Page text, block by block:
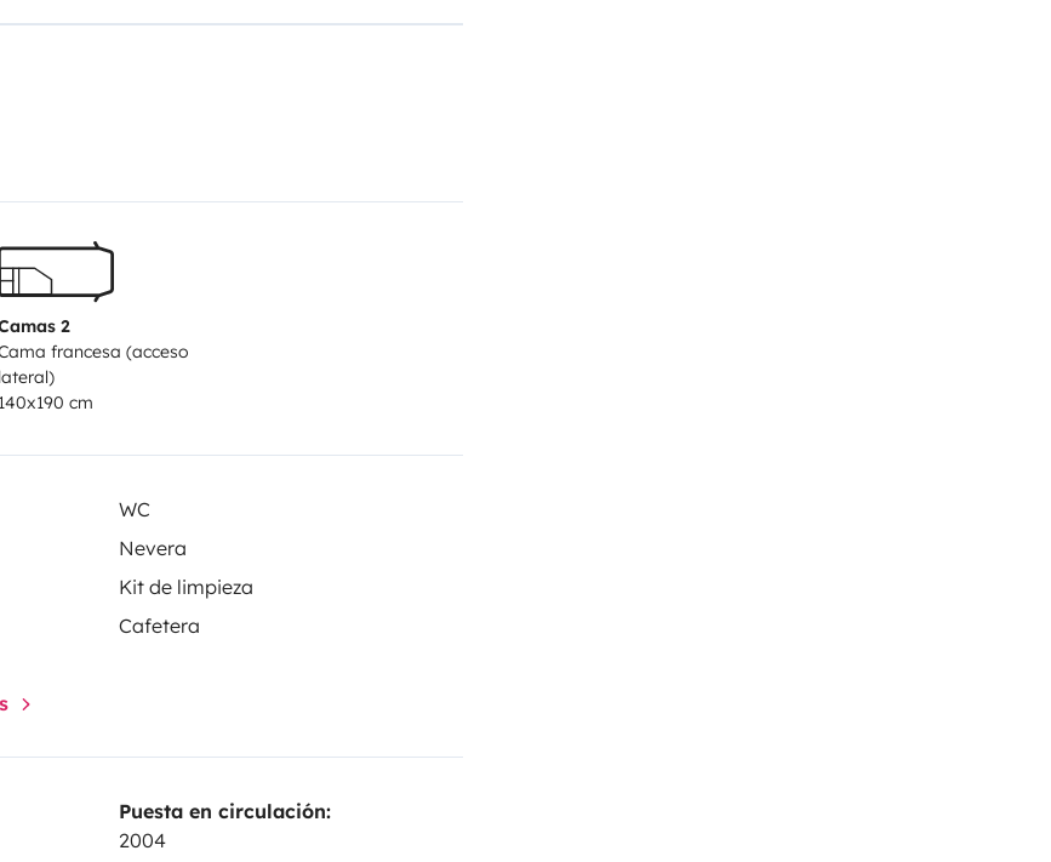
por mais 25€.
2
francesa (acceso
lateral)
140x190 cm
WC
Nevera
Kit de limpieza
Cafetera
Puesta en circulación:
2004